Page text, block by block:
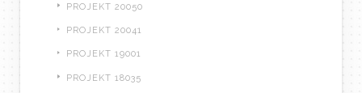
PROJEKT 20050
PROJEKT 20041
PROJEKT 19001
PROJEKT 18035